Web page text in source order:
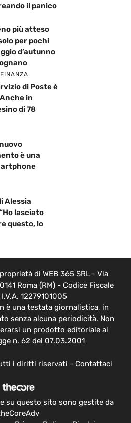
il panico
più atteso
per pochi
d’autunno
di Poste è
in
di 78
è una
Alessia
lasciato
questo, lo
di WEB 365 SRL - Via
Roma (RM) - Codice Fiscale
12279101005
è una testata giornalistica, in
senza alcuna periodicità. Non
un prodotto editoriale ai
n. 62 del 07.03.2001
i diritti riservati - Contattaci
su questo sito sono gestite da